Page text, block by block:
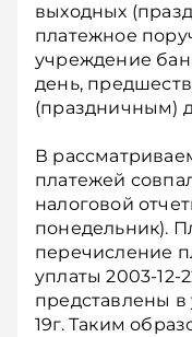
выходных
платежное
учреждение
день,
(праздничным)
В
платежей
налоговой
понедельник).
перечисление
уплаты 2003-
представлены в
19г. Таким